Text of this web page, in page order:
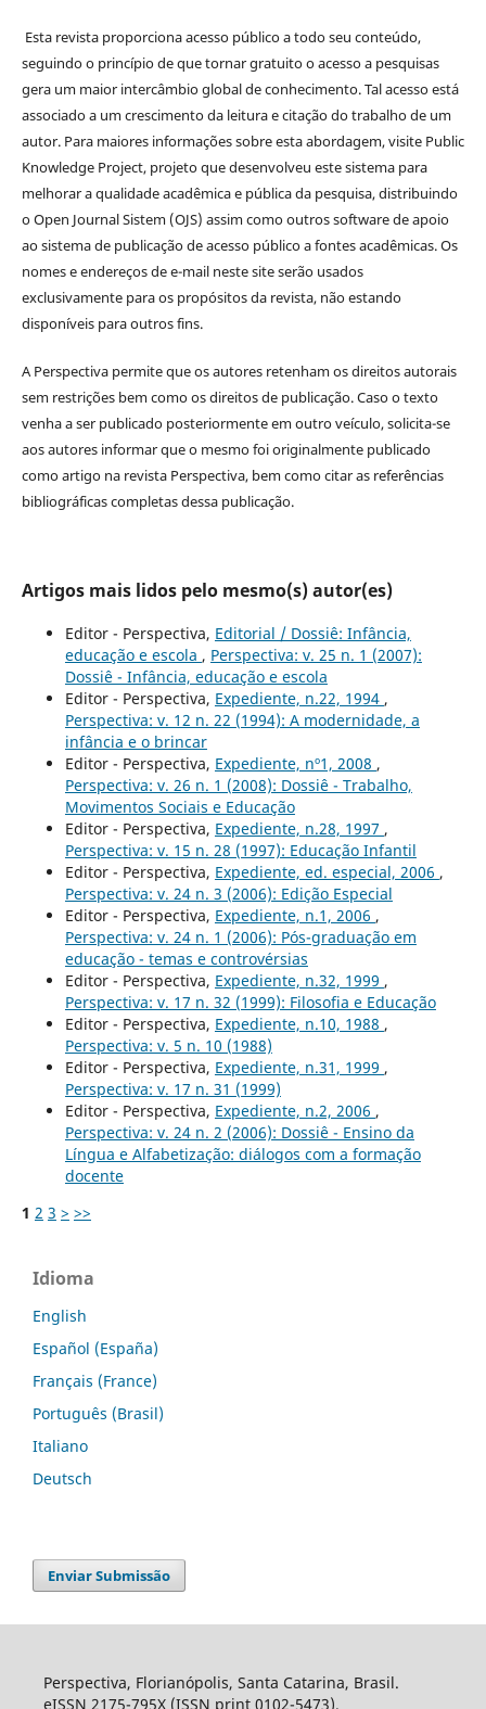
Esta revista proporciona acesso público a todo seu conteúdo,
seguindo o princípio de que tornar gratuito o acesso a pesquisas
gera um maior intercâmbio global de conhecimento. Tal acesso está
associado a um crescimento da leitura e citação do trabalho de um
autor. Para maiores informações sobre esta abordagem, visite Public
Knowledge Project, projeto que desenvolveu este sistema para
melhorar a qualidade acadêmica e pública da pesquisa, distribuindo
o Open Journal Sistem (OJS) assim como outros software de apoio
ao sistema de publicação de acesso público a fontes acadêmicas. Os
nomes e endereços de e-mail neste site serão usados
exclusivamente para os propósitos da revista, não estando
disponíveis para outros fins.
A Perspectiva permite que os autores retenham os direitos autorais
sem restrições bem como os direitos de publicação. Caso o texto
venha a ser publicado posteriormente em outro veículo, solicita-se
aos autores informar que o mesmo foi originalmente publicado
como artigo na revista Perspectiva, bem como citar as referências
bibliográficas completas dessa publicação.
Artigos mais lidos pelo mesmo(s) autor(es)
Editor - Perspectiva, Editorial / Dossiê: Infância,
educação e escola , Perspectiva: v. 25 n. 1 (2007):
Dossiê - Infância, educação e escola
Editor - Perspectiva, Expediente, n.22, 1994 ,
Perspectiva: v. 12 n. 22 (1994): A modernidade, a
infância e o brincar
Editor - Perspectiva, Expediente, nº1, 2008 ,
Perspectiva: v. 26 n. 1 (2008): Dossiê - Trabalho,
Movimentos Sociais e Educação
Editor - Perspectiva, Expediente, n.28, 1997 ,
Perspectiva: v. 15 n. 28 (1997): Educação Infantil
Editor - Perspectiva, Expediente, ed. especial, 2006 ,
Perspectiva: v. 24 n. 3 (2006): Edição Especial
Editor - Perspectiva, Expediente, n.1, 2006 ,
Perspectiva: v. 24 n. 1 (2006): Pós-graduação em
educação - temas e controvérsias
Editor - Perspectiva, Expediente, n.32, 1999 ,
Perspectiva: v. 17 n. 32 (1999): Filosofia e Educação
Editor - Perspectiva, Expediente, n.10, 1988 ,
Perspectiva: v. 5 n. 10 (1988)
Editor - Perspectiva, Expediente, n.31, 1999 ,
Perspectiva: v. 17 n. 31 (1999)
Editor - Perspectiva, Expediente, n.2, 2006 ,
Perspectiva: v. 24 n. 2 (2006): Dossiê - Ensino da
Língua e Alfabetização: diálogos com a formação
docente
1 2 3 > >>
Idioma
English
Español (España)
Français (France)
Português (Brasil)
Italiano
Deutsch
Enviar Submissão
Perspectiva, Florianópolis, Santa Catarina, Brasil.
eISSN 2175-795X (ISSN print 0102-5473).